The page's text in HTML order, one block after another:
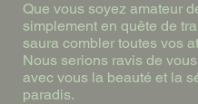
Que vous soyez amateur
simplement en quête de
saura combler toutes vos
Nous serions ravis de
avec vous la beauté et la
paradis.